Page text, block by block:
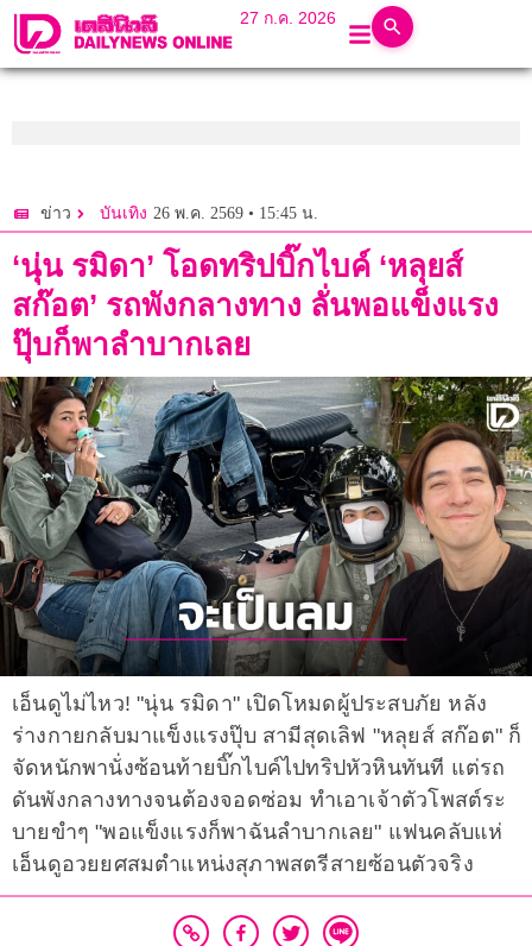
27 ก.ค. 2026
ข่าว บันเทิง 26 พ.ค. 2569 • 15:45 น.
‘นุ่น รมิดา’ โอดทริปบิ๊กไบค์ ‘หลุยส์
สก๊อต’ รถพังกลางทาง ลั่นพอแข็งแรง
ปุ๊บก็พาลำบากเลย
เอ็นดูไม่ไหว! "นุ่น รมิดา" เปิดโหมดผู้ประสบภัย หลัง
ร่างกายกลับมาแข็งแรงปุ๊บ สามีสุดเลิฟ "หลุยส์ สก๊อต" ก็
จัดหนักพานั่งซ้อนท้ายบิ๊กไบค์ไปทริปหัวหินทันที แต่รถ
ดันพังกลางทางจนต้องจอดซ่อม ทำเอาเจ้าตัวโพสต์ระ
บายขำๆ "พอแข็งแรงก็พาฉันลำบากเลย" แฟนคลับแห่
เอ็นดูอวยยศสมตำแหน่งสุภาพสตรีสายซ้อนตัวจริง